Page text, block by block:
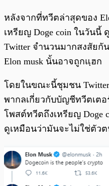
พร้อมเล่น
หลังจากที่ทวีตล่าสุดของ
เหรียญ Doge coin ในวัน
Twitter จำนวนมากสงสัยกั
Elon musk นั้นอาจถูกแฺฮก
โดยในขณะนี้ชุมชน
พากลเกี่ยวกับบัญชีทวีตเตอ
โพสต์ทวีตถึงเหรียญ Doge
ดูเหมือนว่ามันจะไม่ใช่ตัวต